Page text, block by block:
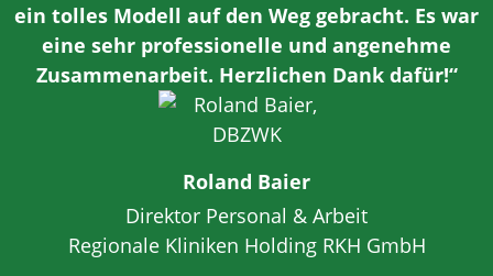
ein tolles Modell auf den Weg gebracht. Es war
eine sehr professionelle und angenehme
Zusammenarbeit. Herzlichen Dank dafür!“
Roland Baier
Direktor Personal & Arbeit
Regionale Kliniken Holding RKH GmbH